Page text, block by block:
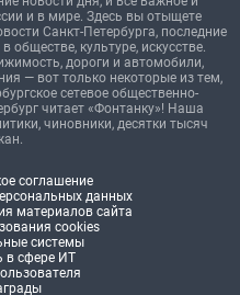
и в мире. Здесь вы отыщете
Санкт-Петербурга, последние
обществе, культуре, искусстве.
дороги и автомобили,
— вот только некоторые из тем,
сетевое общественно-
читает «Фонтанку»! Наша
чиновники, десятки тысяч
соглашение
данных
материалов сайта
cookies
системы
в сфере ИТ